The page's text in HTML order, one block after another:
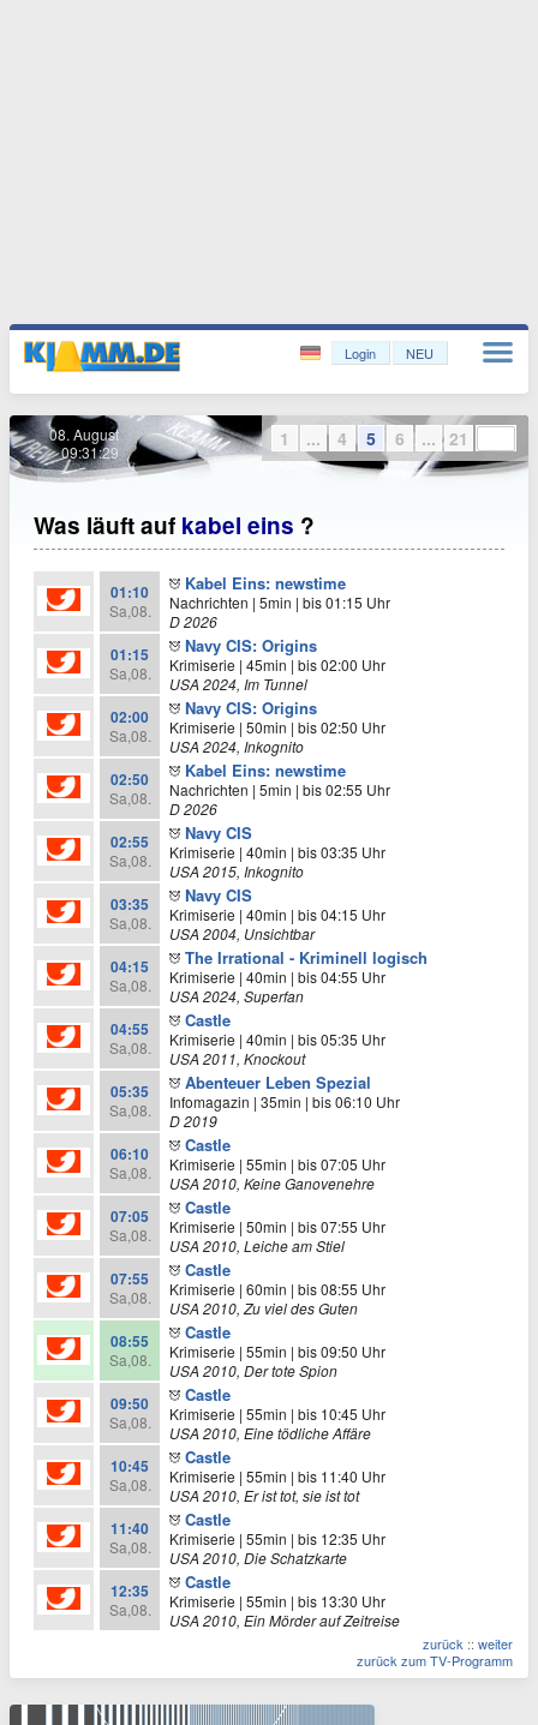
Login NEU
08. August
09:31:30
Was läuft auf kabel eins ?
01:10
Sa,08.
Kabel Eins: newstime
Nachrichten | 5min | bis 01:15 Uhr
D 2026
01:15
Sa,08.
Navy CIS: Origins
Krimiserie | 45min | bis 02:00 Uhr
USA 2024, Im Tunnel
02:00
Sa,08.
Navy CIS: Origins
Krimiserie | 50min | bis 02:50 Uhr
USA 2024, Inkognito
02:50
Sa,08.
Kabel Eins: newstime
Nachrichten | 5min | bis 02:55 Uhr
D 2026
02:55
Sa,08.
Navy CIS
Krimiserie | 40min | bis 03:35 Uhr
USA 2015, Inkognito
03:35
Sa,08.
Navy CIS
Krimiserie | 40min | bis 04:15 Uhr
USA 2004, Unsichtbar
04:15
Sa,08.
The Irrational - Kriminell logisch
Krimiserie | 40min | bis 04:55 Uhr
USA 2024, Superfan
04:55
Sa,08.
Castle
Krimiserie | 40min | bis 05:35 Uhr
USA 2011, Knockout
05:35
Sa,08.
Abenteuer Leben Spezial
Infomagazin | 35min | bis 06:10 Uhr
D 2019
06:10
Sa,08.
Castle
Krimiserie | 55min | bis 07:05 Uhr
USA 2010, Keine Ganovenehre
07:05
Sa,08.
Castle
Krimiserie | 50min | bis 07:55 Uhr
USA 2010, Leiche am Stiel
07:55
Sa,08.
Castle
Krimiserie | 60min | bis 08:55 Uhr
USA 2010, Zu viel des Guten
08:55
Sa,08.
Castle
Krimiserie | 55min | bis 09:50 Uhr
USA 2010, Der tote Spion
09:50
Sa,08.
Castle
Krimiserie | 55min | bis 10:45 Uhr
USA 2010, Eine tödliche Affäre
10:45
Sa,08.
Castle
Krimiserie | 55min | bis 11:40 Uhr
USA 2010, Er ist tot, sie ist tot
11:40
Sa,08.
Castle
Krimiserie | 55min | bis 12:35 Uhr
USA 2010, Die Schatzkarte
12:35
Sa,08.
Castle
Krimiserie | 55min | bis 13:30 Uhr
USA 2010, Ein Mörder auf Zeitreise
zurück :: weiter
zurück zum TV-Programm
1 ... 4 5 6 ... 21